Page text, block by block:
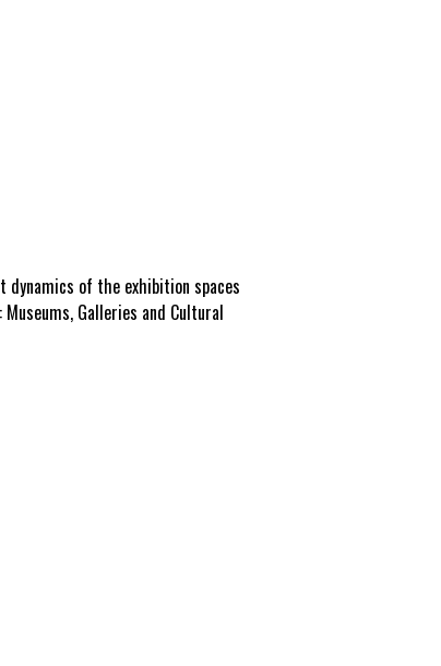
dynamics of the exhibition spaces
Galleries and Cultural